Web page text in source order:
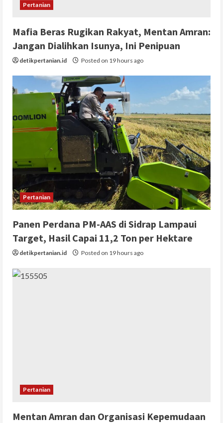
Pertanian
Mafia Beras Rugikan Rakyat, Mentan Amran:
Jangan Dialihkan Isunya, Ini Penipuan
detikpertanian.id Posted on 19 hours ago
Pertanian
Panen Perdana PM-AAS di Sidrap Lampaui
Target, Hasil Capai 11,2 Ton per Hektare
detikpertanian.id Posted on 19 hours ago
Pertanian
Mentan Amran dan Organisasi Kepemudaan